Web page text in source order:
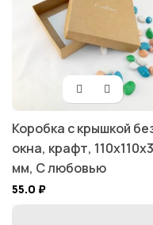
Коробка с крышкой
окна, крафт,
мм, С любовью
55.0 ₽